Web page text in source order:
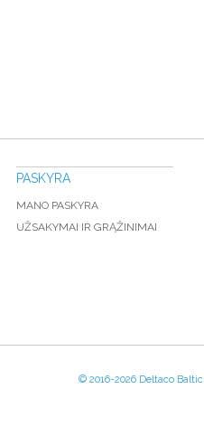
PASKYRA
MANO PASKYRA
UŽSAKYMAI IR GRĄŽINIMAI
© 2016-2026 Deltaco